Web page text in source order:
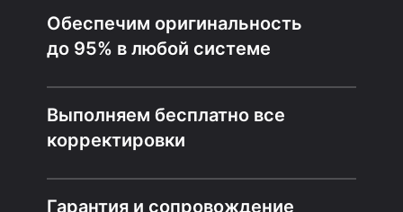
Обеспечим оригинальность
до 95% в любой системе
Выполняем бесплатно все
корректировки
Гарантия и сопровождение